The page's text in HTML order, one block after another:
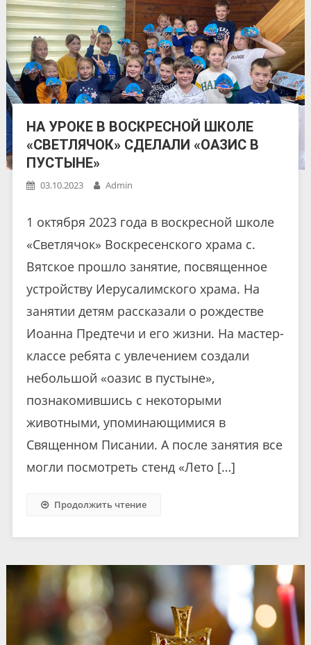
НА УРОКЕ В ВОСКРЕСНОЙ ШКОЛЕ
«СВЕТЛЯЧОК» СДЕЛАЛИ «ОАЗИС В
ПУСТЫНЕ»
03.10.2023 Admin
1 октября 2023 года в воскресной школе
«Светлячок» Воскресенского храма с.
Вятское прошло занятие, посвященное
устройству Иерусалимского храма. На
занятии детям рассказали о рождестве
Иоанна Предтечи и его жизни. На мастер-
классе ребята с увлечением создали
небольшой «оазис в пустыне»,
познакомившись с некоторыми
животными, упоминающимися в
Священном Писании. А после занятия все
могли посмотреть стенд «Лето […]
Продолжить чтение